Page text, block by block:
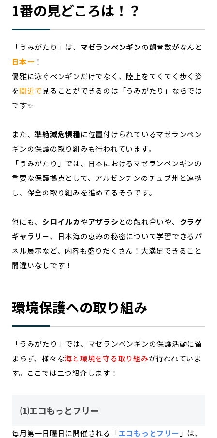
1番の見どころは！？
「うみがたり」は、 マゼランペンギンの飼育数がなんと
日本一 ！
優雅に泳ぐペンギンだけでなく、陸上をてくてく歩く姿
を間近で見ることができるのは「うみがたり」ならでは
です✨
また、準絶滅危惧種に位置付けられているマゼランペン
ギンの保護の取り組みも行われています。
「うみがたり」では、日本におけるマゼランペンギンの
重要な保護拠点として、アルゼンチンのチュブ州と連携
し、保全の取り組みを進めてるそうです。
他にも、 シロイルカやアザラシ との触れ合いや、 クラゲ
ギャラリー、日本海の恵みの秘密について学習できるパ
ネル展示など、内容も盛りだくさん！大満足できること
間違いなしです！
環境保護への取り組み
「うみがたり」では、マゼランペンギンの保護活動に留
まらず、様々な海と環境を守る取り組みが行われていま
す。ここでは二つ紹介します！
⑴エコもっとフリー
毎月第一日曜日に開催される「エコもっとフリー 」は、